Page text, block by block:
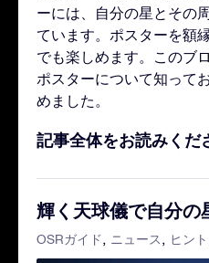
ーには、自分の星とその
ています。ポスターを額
でも楽しめます。このブ
ポスターについて知って
めました。
記事全体をお読みくだ
輝く天球儀で自分の
OSRガイド ニュース ヒン